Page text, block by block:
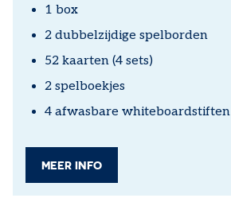
1 box
2 dubbelzijdige spelborden
52 kaarten (4 sets)
2 spelboekjes
4 afwasbare whiteboardstiften
MEER INFO